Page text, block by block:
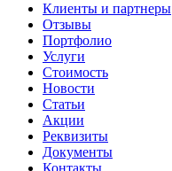
Клиенты и партнеры
Отзывы
Портфолио
Услуги
Стоимость
Новости
Статьи
Акции
Реквизиты
Документы